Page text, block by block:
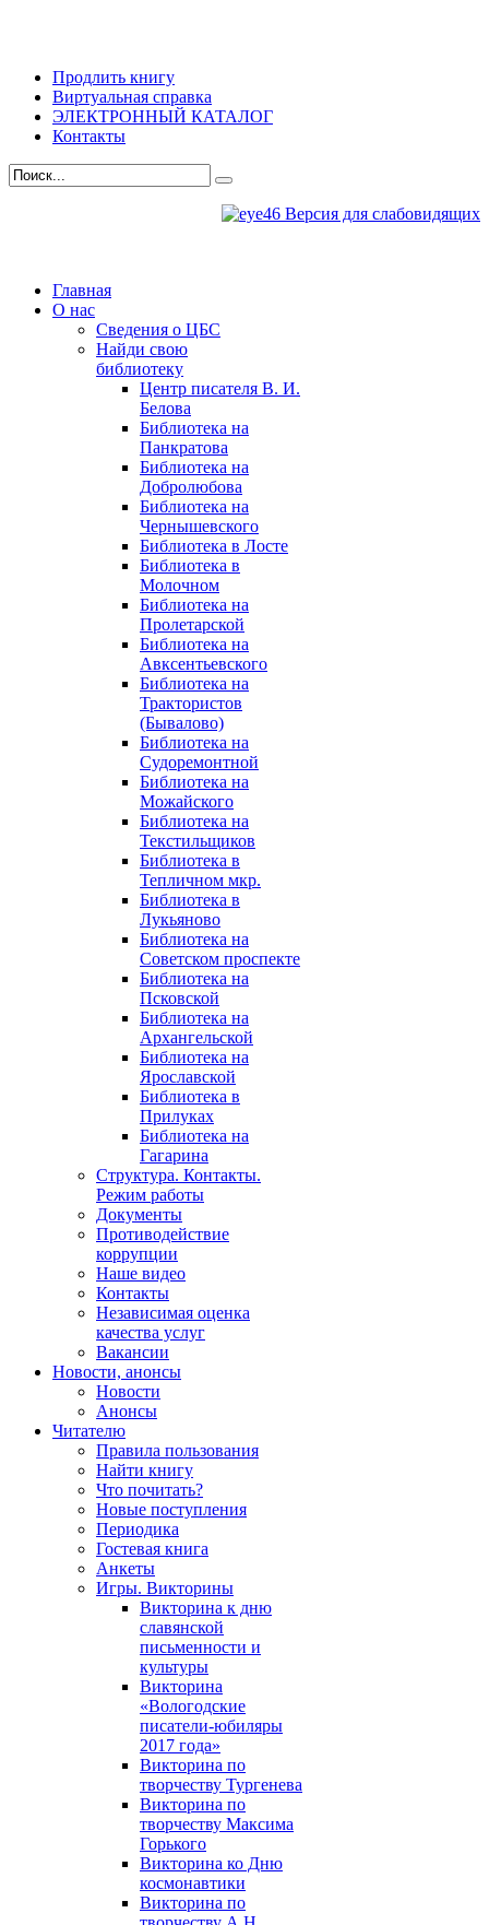
Продлить книгу
Виртуальная справка
ЭЛЕКТРОННЫЙ КАТАЛОГ
Контакты
Версия для слабовидящих
Главная
О нас
Сведения о ЦБС
Найди свою
библиотеку
Центр писателя В. И.
Белова
Библиотека на
Панкратова
Библиотека на
Добролюбова
Библиотека на
Чернышевского
Библиотека в Лосте
Библиотека в
Молочном
Библиотека на
Пролетарской
Библиотека на
Авксентьевского
Библиотека на
Трактористов
(Бывалово)
Библиотека на
Судоремонтной
Библиотека на
Можайского
Библиотека на
Текстильщиков
Библиотека в
Тепличном мкр.
Библиотека в
Лукьяново
Библиотека на
Советском проспекте
Библиотека на
Псковской
Библиотека на
Архангельской
Библиотека на
Ярославской
Библиотека в
Прилуках
Библиотека на
Гагарина
Структура. Контакты.
Режим работы
Документы
Противодействие
коррупции
Наше видео
Контакты
Независимая оценка
качества услуг
Вакансии
Новости, анонсы
Новости
Анонсы
Читателю
Правила пользования
Найти книгу
Что почитать?
Новые поступления
Периодика
Гостевая книга
Анкеты
Игры. Викторины
Викторина к дню
славянской
письменности и
культуры
Викторина
«Вологодские
писатели-юбиляры
2017 года»
Викторина по
творчеству Тургенева
Викторина по
творчеству Максима
Горького
Викторина ко Дню
космонавтики
Викторина по